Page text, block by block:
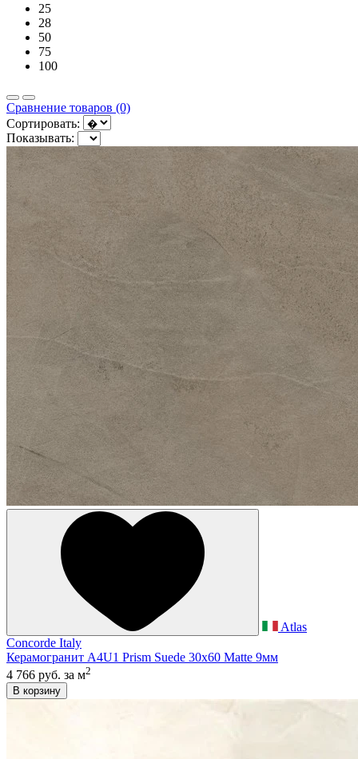
25
28
50
75
100
Сравнение товаров (0)
Сортировать:
Показывать:
Atlas
Concorde Italy
Керамогранит A4U1 Prism Suede 30x60 Matte 9мм
4 766 руб. за м2
В корзину